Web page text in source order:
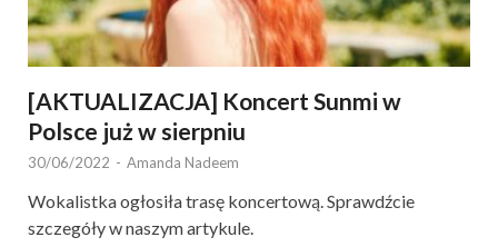
[AKTUALIZACJA] Koncert Sunmi w
Polsce już w sierpniu
30/06/2022 - Amanda Nadeem
Wokalistka ogłosiła trasę koncertową. Sprawdźcie
szczegóły w naszym artykule.